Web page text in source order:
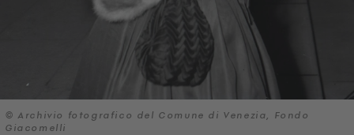
© Archivio fotografico del Comune di Venezia, Fondo
Giacomelli